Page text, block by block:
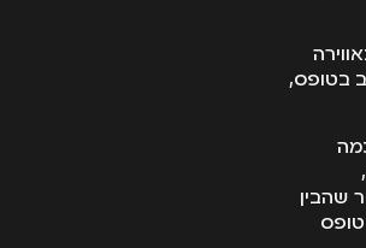
בטופס,
שהבין